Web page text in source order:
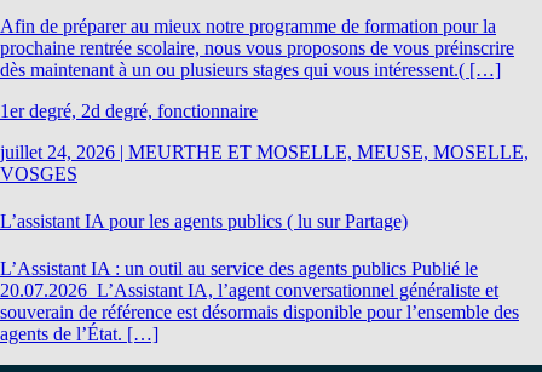
Afin de préparer au mieux notre programme de formation pour la
prochaine rentrée scolaire, nous vous proposons de vous préinscrire
dès maintenant à un ou plusieurs stages qui vous intéressent.( […]
1er degré, 2d degré, fonctionnaire
juillet 24, 2026 | MEURTHE ET MOSELLE, MEUSE, MOSELLE,
VOSGES
L’assistant IA pour les agents publics ( lu sur Partage)
L’Assistant IA : un outil au service des agents publics Publié le
20.07.2026 L’Assistant IA, l’agent conversationnel généraliste et
souverain de référence est désormais disponible pour l’ensemble des
agents de l’État. […]